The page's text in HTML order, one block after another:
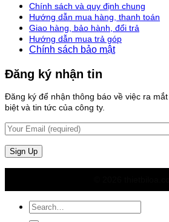
Chính sách và quy định chung
Hướng dẫn mua hàng, thanh toán
Giao hàng, bảo hành, đổi trả
Hướng dẫn mua trả góp
Chính sách bảo mật
Đăng ký nhận tin
Đăng ký để nhận thông báo về việc ra
biệt và tin tức của công ty.
Search
for: